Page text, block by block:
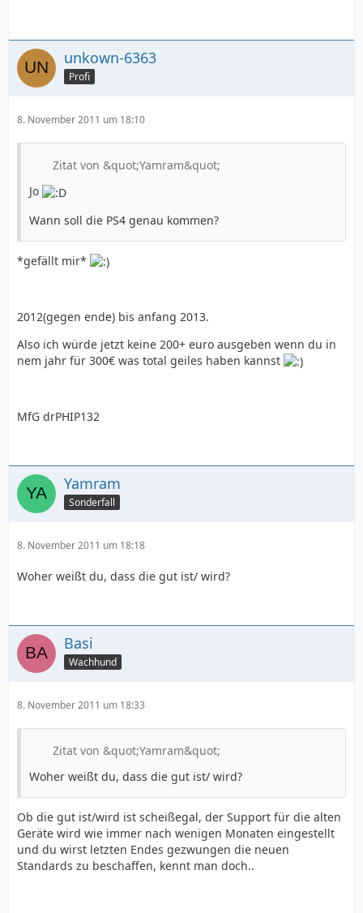
unkown-6363
Profi
8. November 2011 um 18:10
Zitat von &quot;Yamram&quot;
Jo
Wann soll die PS4 genau kommen?
*gefällt mir*
2012(gegen ende) bis anfang 2013.
Also ich würde jetzt keine 200+ euro ausgeben wenn du in
nem jahr für 300€ was total geiles haben kannst
MfG drPHIP132
Yamram
Sonderfall
8. November 2011 um 18:18
Woher weißt du, dass die gut ist/ wird?
Basi
Wachhund
8. November 2011 um 18:33
Zitat von &quot;Yamram&quot;
Woher weißt du, dass die gut ist/ wird?
Ob die gut ist/wird ist scheißegal, der Support für die alten
Geräte wird wie immer nach wenigen Monaten eingestellt
und du wirst letzten Endes gezwungen die neuen
Standards zu beschaffen, kennt man doch..